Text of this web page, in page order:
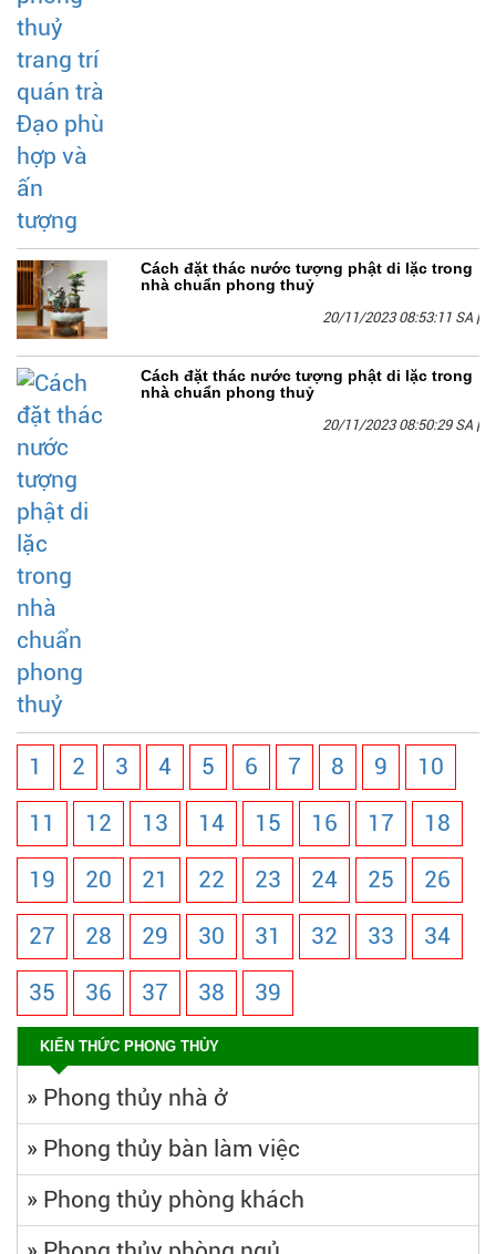
Cách đặt thác nước tượng phật di lặc trong
nhà chuẩn phong thuỷ
20/11/2023 08:53:11 SA |
Cách đặt thác nước tượng phật di lặc trong
nhà chuẩn phong thuỷ
20/11/2023 08:50:29 SA |
1 2 3 4 5 6 7 8 9 10
11 12 13 14 15 16 17 18
19 20 21 22 23 24 25 26
27 28 29 30 31 32 33 34
35 36 37 38 39
KIẾN THỨC PHONG THỦY
» Phong thủy nhà ở
» Phong thủy bàn làm việc
» Phong thủy phòng khách